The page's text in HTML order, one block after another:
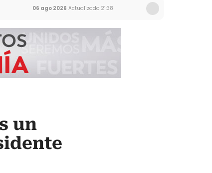
06 ago 2026 Actualizado 21:38
un